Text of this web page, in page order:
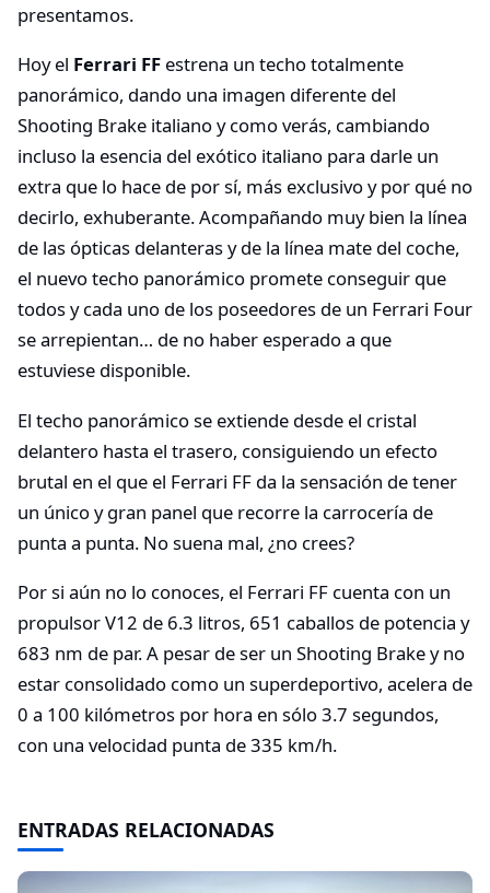
presentamos.
Hoy el Ferrari FF estrena un techo totalmente
panorámico, dando una imagen diferente del
Shooting Brake italiano y como verás, cambiando
incluso la esencia del exótico italiano para darle un
extra que lo hace de por sí, más exclusivo y por qué no
decirlo, exhuberante. Acompañando muy bien la línea
de las ópticas delanteras y de la línea mate del coche,
el nuevo techo panorámico promete conseguir que
todos y cada uno de los poseedores de un Ferrari Four
se arrepientan… de no haber esperado a que
estuviese disponible.
El techo panorámico se extiende desde el cristal
delantero hasta el trasero, consiguiendo un efecto
brutal en el que el Ferrari FF da la sensación de tener
un único y gran panel que recorre la carrocería de
punta a punta. No suena mal, ¿no crees?
Por si aún no lo conoces, el Ferrari FF cuenta con un
propulsor V12 de 6.3 litros, 651 caballos de potencia y
683 nm de par. A pesar de ser un Shooting Brake y no
estar consolidado como un superdeportivo, acelera de
0 a 100 kilómetros por hora en sólo 3.7 segundos,
con una velocidad punta de 335 km/h.
ENTRADAS RELACIONADAS